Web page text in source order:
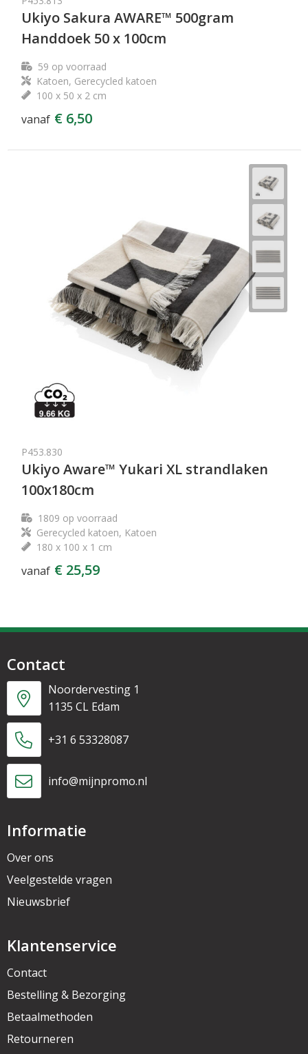
Ukiyo Sakura AWARE™ 500gram
Handdoek 50 x 100cm
59 op voorraad
Katoen, Gerecycled katoen
100 x 50 x 2 cm
vanaf € 6,50
P453.830
Ukiyo Aware™ Yukari XL strandlaken
100x180cm
1809 op voorraad
Gerecycled katoen, Katoen
180 x 100 x 1 cm
vanaf € 25,59
Contact
Noordervesting 1
1135 CL Edam
+31 6 53328087
info@mijnpromo.nl
Informatie
Over ons
Veelgestelde vragen
Nieuwsbrief
Klantenservice
Contact
Bestelling & Bezorging
Betaalmethoden
Retourneren